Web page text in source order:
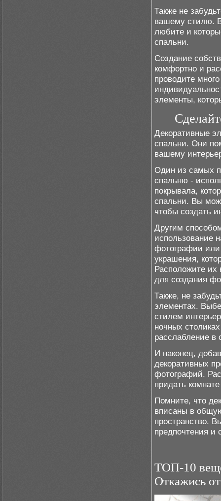
Также не
вашему стилю.
любите и
спальни.
Создание
комфортно и
проводите
элементы,
Декоративные
спальни. Они
вашему
Один из самых
спальню -
покрывала,
спальни. Вы
чтобы создать
Другим
использование
фотографии
украшения,
Расположите их
для создания
Также, не
элементах.
стилем
ночных
расслабление в
И наконец,
декоративных
фотографий.
придать
Помните, что
вписаны в
пространство.
предпочтения и
ТОП-10
Откажись